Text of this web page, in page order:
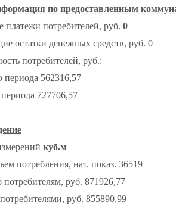
по предоставленным
платежи потребителей, руб. 0
остатки денежных средств, руб. 0
потребителей, руб.:
периода 562316,57
727706,57
куб.м
потребления, нат. показ. 36519
потребителям, руб. 871926,77
руб. 855890,99